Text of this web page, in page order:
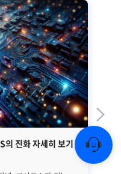
진화 자세히 보기